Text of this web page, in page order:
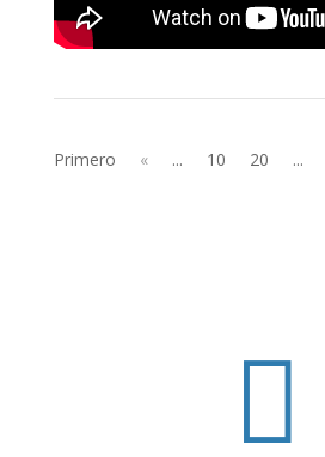
Primero
« ... 10 20 ...
